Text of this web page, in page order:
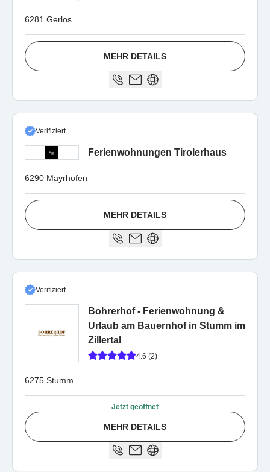
6281 Gerlos
MEHR DETAILS
Verifiziert
Ferienwohnungen Tirolerhaus
6290 Mayrhofen
MEHR DETAILS
Verifiziert
Bohrerhof - Ferienwohnung &
Urlaub am Bauernhof in Stumm im
Zillertal
4.6 (2)
6275 Stumm
Jetzt geöffnet
MEHR DETAILS